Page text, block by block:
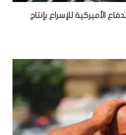
الأميركية للإسراع بإنتاج